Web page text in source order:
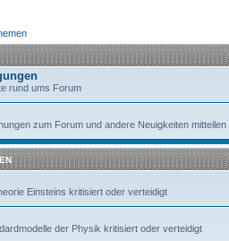
rund ums Forum
zum Forum und andere Neuigkeiten mitteilen
Einsteins kritisiert oder verteidigt
der Physik kritisiert oder verteidigt